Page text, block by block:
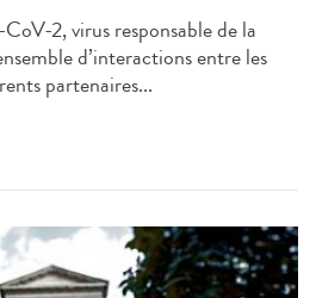
2, virus responsable de la
d’interactions entre les
partenaires...